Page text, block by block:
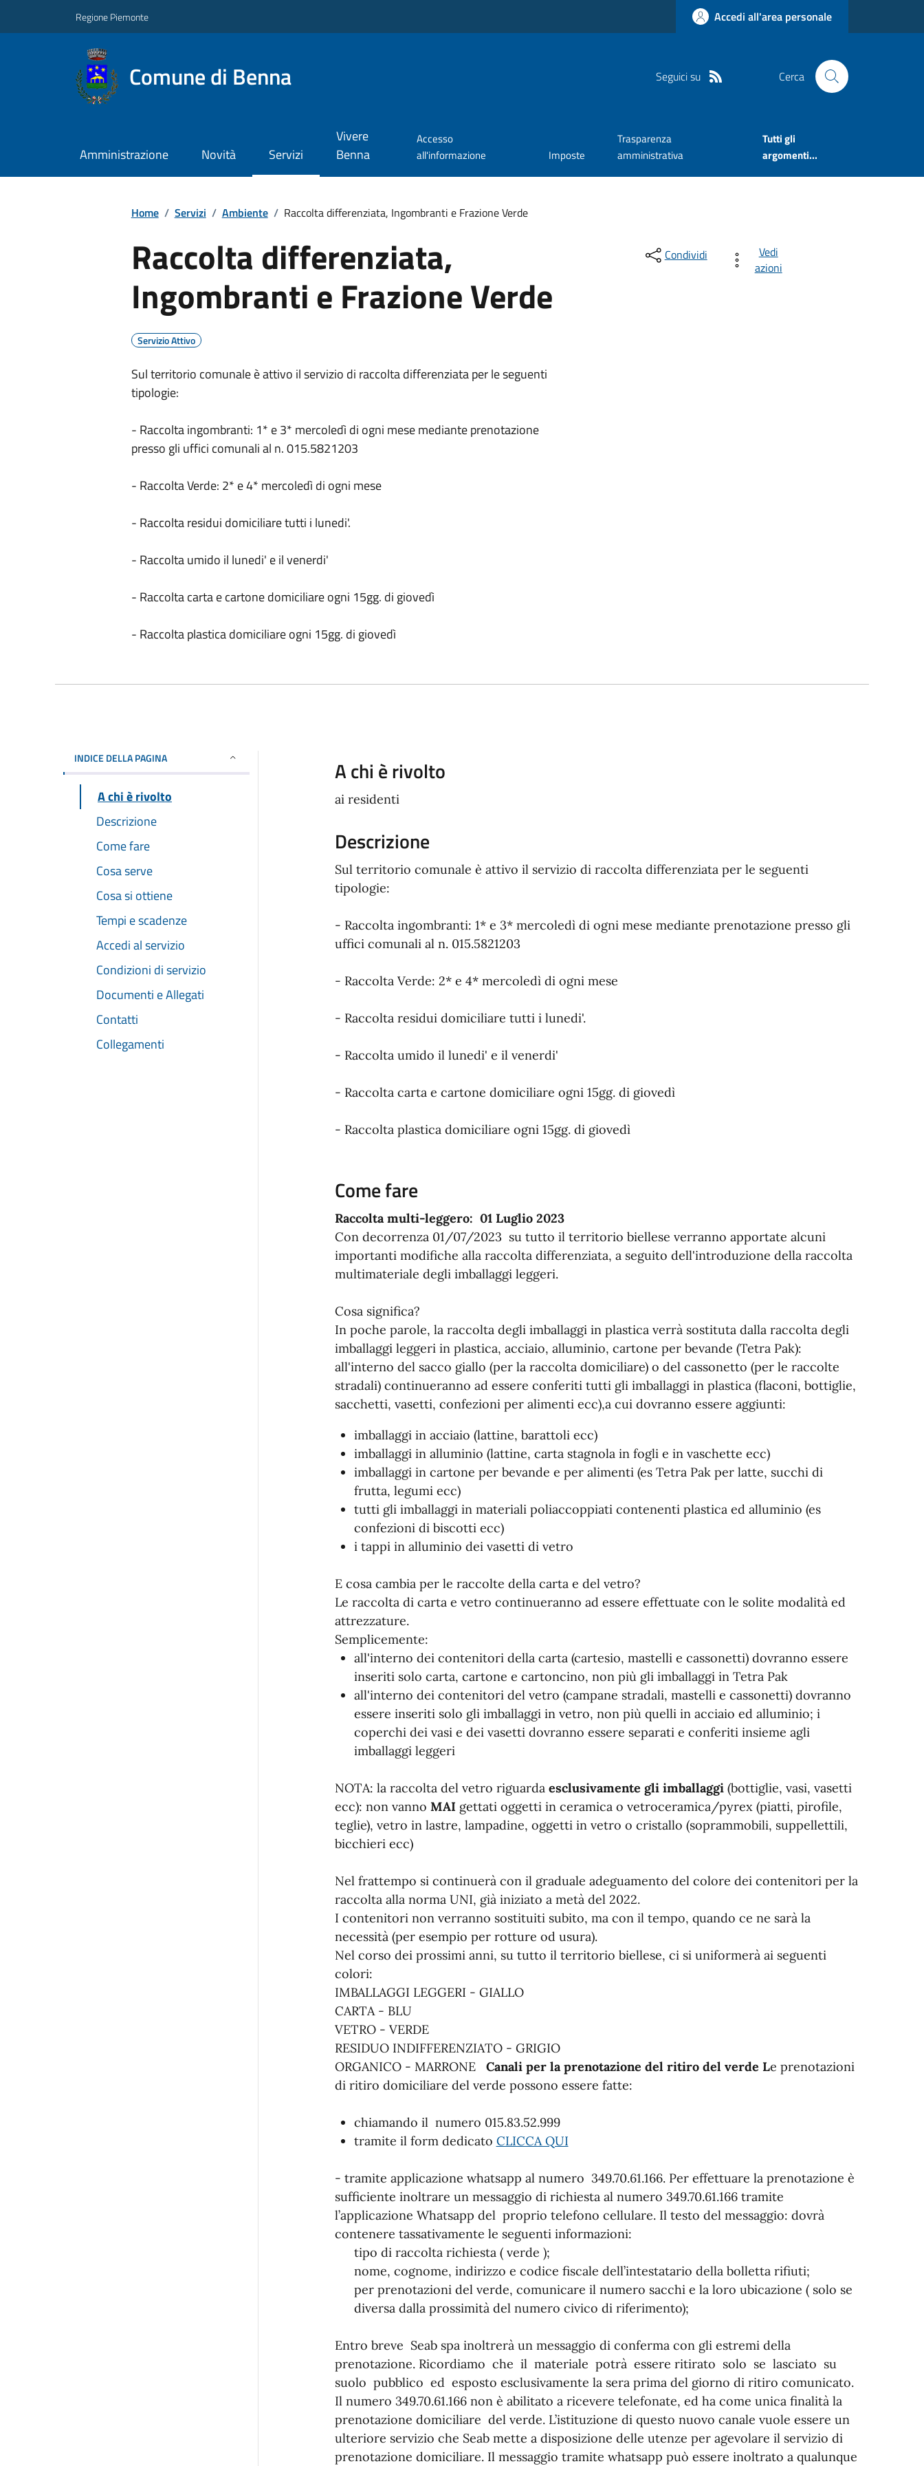
Regione Piemonte Accedi all'area personale
Comune di Benna Seguici su Cerca
Amministrazione Novità Servizi
Vivere
Benna
Accesso
all'informazione
Imposte
Trasparenza
amministrativa
Tutti gli
argomenti...
Home / Servizi / Ambiente / Raccolta differenziata, Ingombranti e Frazione Verde
Raccolta differenziata,
Ingombranti e Frazione Verde
Servizio Attivo
Sul territorio comunale è attivo il servizio di raccolta differenziata per le seguenti
tipologie:
- Raccolta ingombranti: 1* e 3* mercoledì di ogni mese mediante prenotazione
presso gli uffici comunali al n. 015.5821203
- Raccolta Verde: 2* e 4* mercoledì di ogni mese
- Raccolta residui domiciliare tutti i lunedi'.
- Raccolta umido il lunedi' e il venerdi'
- Raccolta carta e cartone domiciliare ogni 15gg. di giovedì
- Raccolta plastica domiciliare ogni 15gg. di giovedì
Condividi
Vedi
azioni
INDICE DELLA PAGINA
A chi è rivolto
Descrizione
Come fare
Cosa serve
Cosa si ottiene
Tempi e scadenze
Accedi al servizio
Condizioni di servizio
Documenti e Allegati
Contatti
Collegamenti
A chi è rivolto
ai residenti
Descrizione
Sul territorio comunale è attivo il servizio di raccolta differenziata per le seguenti
tipologie:
- Raccolta ingombranti: 1* e 3* mercoledì di ogni mese mediante prenotazione presso gli
uffici comunali al n. 015.5821203
- Raccolta Verde: 2* e 4* mercoledì di ogni mese
- Raccolta residui domiciliare tutti i lunedi'.
- Raccolta umido il lunedi' e il venerdi'
- Raccolta carta e cartone domiciliare ogni 15gg. di giovedì
- Raccolta plastica domiciliare ogni 15gg. di giovedì
Come fare
Raccolta multi-leggero: 01 Luglio 2023
Con decorrenza 01/07/2023 su tutto il territorio biellese verranno apportate alcuni
importanti modifiche alla raccolta differenziata, a seguito dell'introduzione della raccolta
multimateriale degli imballaggi leggeri.
Cosa significa?
In poche parole, la raccolta degli imballaggi in plastica verrà sostituta dalla raccolta degli
imballaggi leggeri in plastica, acciaio, alluminio, cartone per bevande (Tetra Pak):
all'interno del sacco giallo (per la raccolta domiciliare) o del cassonetto (per le raccolte
stradali) continueranno ad essere conferiti tutti gli imballaggi in plastica (flaconi, bottiglie,
sacchetti, vasetti, confezioni per alimenti ecc),a cui dovranno essere aggiunti:
imballaggi in acciaio (lattine, barattoli ecc)
imballaggi in alluminio (lattine, carta stagnola in fogli e in vaschette ecc)
imballaggi in cartone per bevande e per alimenti (es Tetra Pak per latte, succhi di
frutta, legumi ecc)
tutti gli imballaggi in materiali poliaccoppiati contenenti plastica ed alluminio (es
confezioni di biscotti ecc)
i tappi in alluminio dei vasetti di vetro
E cosa cambia per le raccolte della carta e del vetro?
Le raccolta di carta e vetro continueranno ad essere effettuate con le solite modalità ed
attrezzature.
Semplicemente:
all'interno dei contenitori della carta (cartesio, mastelli e cassonetti) dovranno essere
inseriti solo carta, cartone e cartoncino, non più gli imballaggi in Tetra Pak
all'interno dei contenitori del vetro (campane stradali, mastelli e cassonetti) dovranno
essere inseriti solo gli imballaggi in vetro, non più quelli in acciaio ed alluminio; i
coperchi dei vasi e dei vasetti dovranno essere separati e conferiti insieme agli
imballaggi leggeri
NOTA: la raccolta del vetro riguarda esclusivamente gli imballaggi (bottiglie, vasi, vasetti
ecc): non vanno MAI gettati oggetti in ceramica o vetroceramica/pyrex (piatti, pirofile,
teglie), vetro in lastre, lampadine, oggetti in vetro o cristallo (soprammobili, suppellettili,
bicchieri ecc)
Nel frattempo si continuerà con il graduale adeguamento del colore dei contenitori per la
raccolta alla norma UNI, già iniziato a metà del 2022.
I contenitori non verranno sostituiti subito, ma con il tempo, quando ce ne sarà la
necessità (per esempio per rotture od usura).
Nel corso dei prossimi anni, su tutto il territorio biellese, ci si uniformerà ai seguenti
colori:
IMBALLAGGI LEGGERI - GIALLO
CARTA - BLU
VETRO - VERDE
RESIDUO INDIFFERENZIATO - GRIGIO
ORGANICO - MARRONE Canali per la prenotazione del ritiro del verde Le prenotazioni
di ritiro domiciliare del verde possono essere fatte:
chiamando il numero 015.83.52.999
tramite il form dedicato CLICCA QUI
- tramite applicazione whatsapp al numero 349.70.61.166. Per effettuare la prenotazione è
sufficiente inoltrare un messaggio di richiesta al numero 349.70.61.166tramite
l’applicazione Whatsapp del proprio telefono cellulare. Il testo del messaggio: dovrà
contenere tassativamente le seguenti informazioni:
tipo di raccolta richiesta ( verde );
nome, cognome, indirizzo e codice fiscale dell’intestatario della bolletta rifiuti;
per prenotazioni del verde, comunicare il numero sacchi e la loro ubicazione ( solo se
diversa dalla prossimità del numero civico di riferimento);
Entro breve Seab spa inoltrerà un messaggio di conferma con gli estremi della
prenotazione. Ricordiamo che il materiale potrà essere ritirato solo se lasciato su
suolo pubblico ed esposto esclusivamente la sera prima del giorno di ritiro comunicato.
Il numero 349.70.61.166non è abilitato a ricevere telefonate, ed ha come unica finalità la
prenotazione domiciliare del verde. L’istituzione di questo nuovo canale vuole essere un
ulteriore servizio che Seab mette a disposizione delle utenze per agevolare il servizio di
prenotazione domiciliare. Il messaggio tramite whatsapp può essere inoltrato a qualunque